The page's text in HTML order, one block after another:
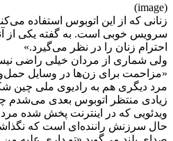
(image)
زنانی که از این اتوبوس‌ استفاده
سرویس خوبی است. به گفته یکی از
احترام زنان را در نظر می‌گیرد.»
ولی شماری از مردان خیلی راضی
«مزاحمت برای زن‌ها در وسایل
مرد دیگری هم به رادیوی ملی چین
زیادی منتظر اتوبوس بعدی می‌شدم
ویدئویی که در اینترنت پخش شده
حال سرزنش راننده‌ای است که